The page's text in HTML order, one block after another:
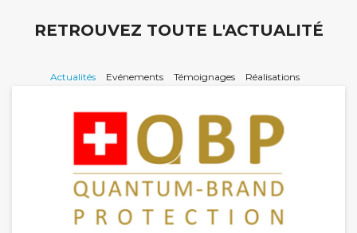
RETROUVEZ TOUTE L'ACTUALITÉ
Actualités Evénements Témoignages Réalisations